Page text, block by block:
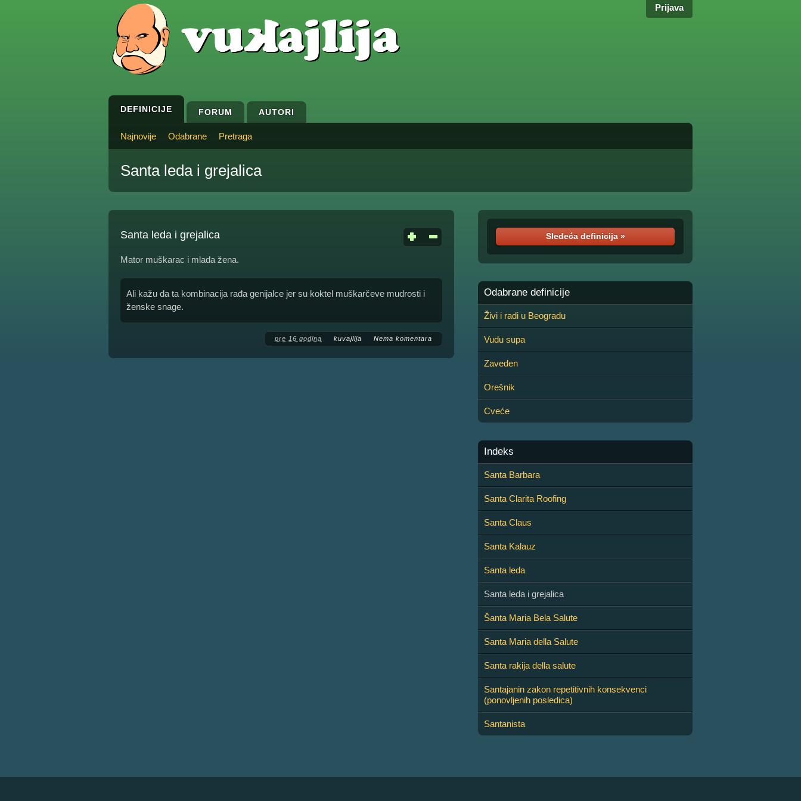
Prijava
DEFINICIJE FORUM AUTORI
Najnovije Odabrane Pretraga
Santa leda i grejalica
Santa leda i grejalica
Mator muškarac i mlada žena.
Ali kažu da ta kombinacija rađa genijalce jer su koktel muškarčeve mudrosti i
ženske snage.
pre 16 godina kuvajlija Nema komentara
Sledeća definicija »
Odabrane definicije
Živi i radi u Beogradu
Vudu supa
Zaveden
Orešnik
Cveće
Indeks
Santa Barbara
Santa Clarita Roofing
Santa Claus
Santa Kalauz
Santa leda
Santa leda i grejalica
Šanta Maria Bela Salute
Santa Maria della Salute
Santa rakija della salute
Santajanin zakon repetitivnih konsekvenci
(ponovljenih posledica)
Santanista